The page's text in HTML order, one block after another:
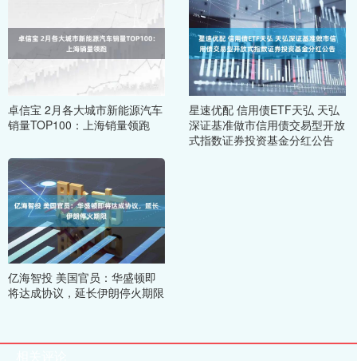
卓信宝 2月各大城市新能源汽车
销量TOP100：上海销量领跑
星速优配 信用债ETF天弘 天弘
深证基准做市信用债交易型开放
式指数证券投资基金分红公告
亿海智投 美国官员：华盛顿即
将达成协议，延长伊朗停火期限